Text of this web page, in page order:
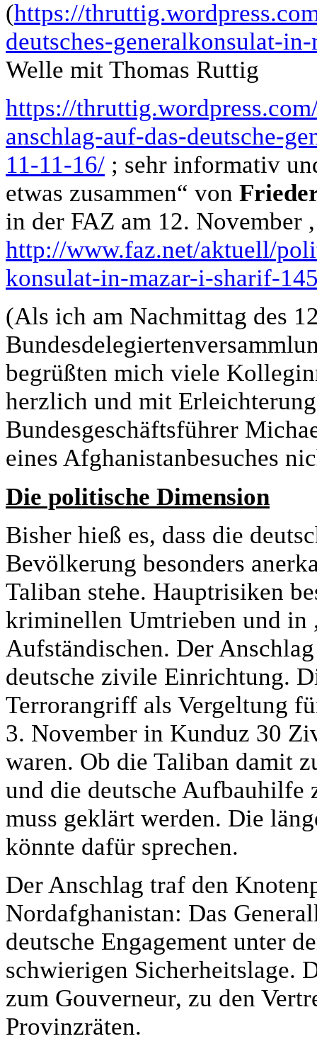
(https://
deutsches-generalkonsulat-in-
Welle mit Thomas Ruttig
https://
anschlag-auf-das-deutsche-
11-11-16/ ; sehr informativ
etwas zusammen“ von
in der FAZ am 12. November ,
http://www.faz.net/aktuell/
konsulat-in-mazar-i-sharif-
(Als ich am Nachmittag des
begrüßten mich viele
herzlich und mit
Bundesgeschäftsführer
eines Afghanistanbesuches
Die politische Dimension
Bisher hieß es, dass die
Bevölkerung besonders
Taliban stehe. Hauptrisiken
kriminellen Umtrieben und in
Aufständischen. Der
deutsche zivile Einrichtung.
Terrorangriff als Vergeltung
3. November in Kunduz 30
waren. Ob die Taliban damit
und die deutsche Aufbauhilfe
muss geklärt werden. Die
könnte dafür sprechen.
Der Anschlag traf den
Nordafghanistan: Das
deutsche Engagement unter
schwierigen Sicherheitslage.
zum Gouverneur, zu den
Provinzräten.